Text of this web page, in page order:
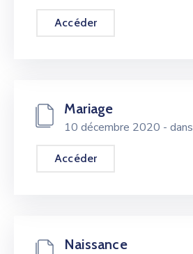
Accéder
Mariage
10 décembre 2020 - dans
Accéder
Naissance